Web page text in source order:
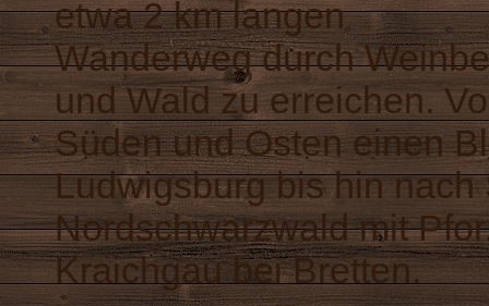
etwa 2 km langen
Wanderweg durch
und Wald zu erreichen.
Süden und Osten einen
Ludwigsburg bis hin
Nordschwarzwald mit
Kraichgau bei Bretten.